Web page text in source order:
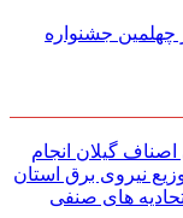
چهلمین جشنواره
گیلان انجام
نیروی برق استان
های صنفی